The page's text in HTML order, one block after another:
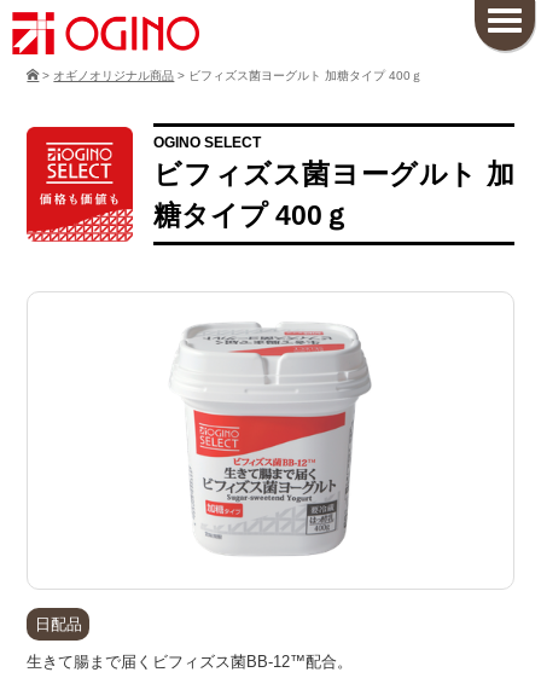
> オギノオリジナル商品 > ビフィズス菌ヨーグルト 加糖タイプ 400ｇ
OGINO SELECT
ビフィズス菌ヨーグルト 加
糖タイプ 400ｇ
日配品
生きて腸まで届くビフィズス菌BB-12™配合。